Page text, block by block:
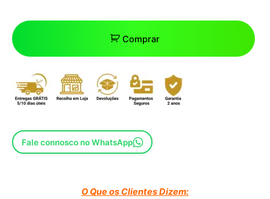
Comprar
Fale connosco no WhatsApp
O Que os Clientes Dizem: